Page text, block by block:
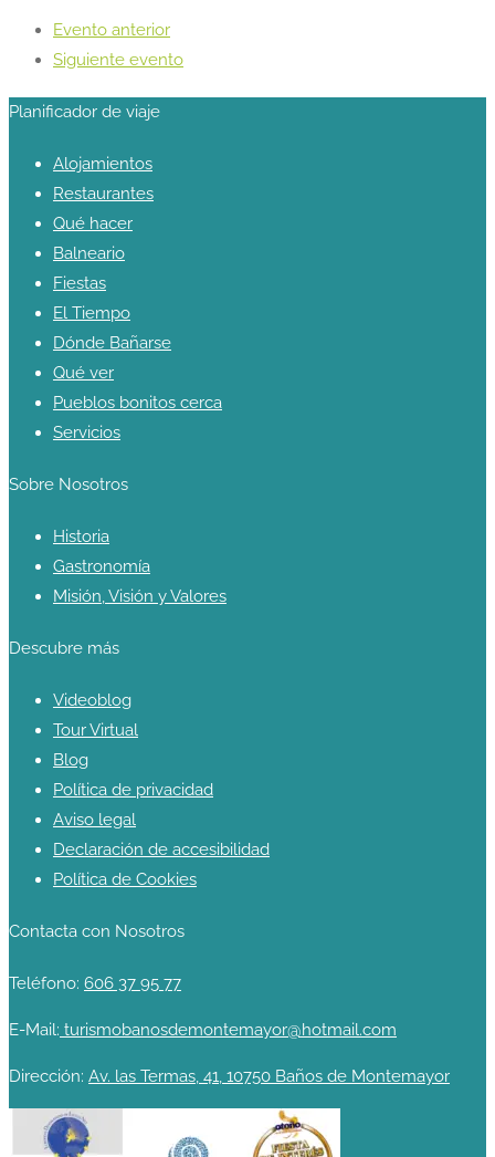
Evento anterior
Siguiente evento
Planificador de viaje
Alojamientos
Restaurantes
Qué hacer
Balneario
Fiestas
El Tiempo
Dónde Bañarse
Qué ver
Pueblos bonitos cerca
Servicios
Sobre Nosotros
Historia
Gastronomía
Misión, Visión y Valores
Descubre más
Videoblog
Tour Virtual
Blog
Política de privacidad
Aviso legal
Declaración de accesibilidad
Política de Cookies
Contacta con Nosotros
Teléfono: 606 37 95 77
E-Mail: turismobanosdemontemayor@hotmail.com
Dirección: Av. las Termas, 41, 10750 Baños de Montemayor